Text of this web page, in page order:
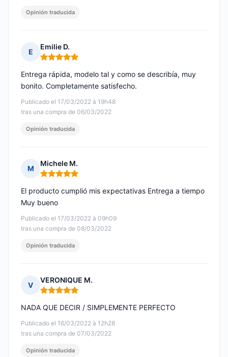
Opinión traducida
E
Emilie D.
Nota: 5 de 5
Publicado el 17/03/2022 à 19h48
tras una compra de 06/03/2022
Entrega rápida, modelo tal y como se describía, muy
bonito. Completamente satisfecho.
Opinión traducida
M
Michele M.
Nota: 5 de 5
Publicado el 17/03/2022 à 09h09
tras una compra de 08/03/2022
El producto cumplió mis expectativas Entrega a tiempo
Muy bueno
Opinión traducida
V
VERONIQUE M.
Nota: 5 de 5
Publicado el 16/03/2022 à 12h28
tras una compra de 07/03/2022
NADA QUE DECIR / SIMPLEMENTE PERFECTO
Opinión traducida